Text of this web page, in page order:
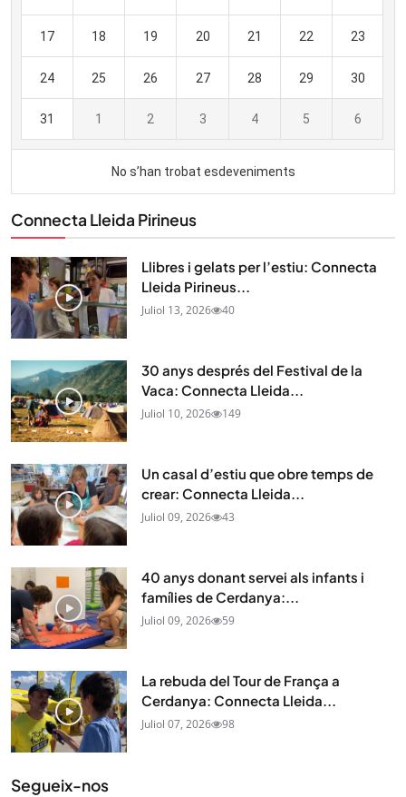
Connecta Lleida Pirineus
Llibres i gelats per l’estiu: Connecta
Lleida Pirineus...
Juliol 13, 2026 40
30 anys després del Festival de la
Vaca: Connecta Lleida...
Juliol 10, 2026 149
Un casal d’estiu que obre temps de
crear: Connecta Lleida...
Juliol 09, 2026 43
40 anys donant servei als infants i
famílies de Cerdanya:...
Juliol 09, 2026 59
La rebuda del Tour de França a
Cerdanya: Connecta Lleida...
Juliol 07, 2026 98
Segueix-nos